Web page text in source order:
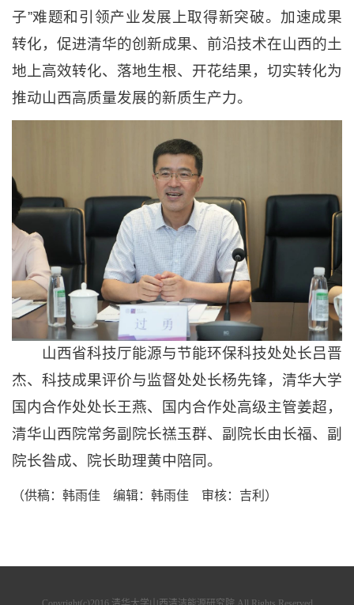
子”难题和引领产业发展上取得新突破。加速成果
转化，促进清华的创新成果、前沿技术在山西的土
地上高效转化、落地生根、开花结果，切实转化为
推动山西高质量发展的新质生产力。
山西省科技厅能源与节能环保科技处处长吕晋
杰、科技成果评价与监督处处长杨先锋，清华大学
国内合作处处长王燕、国内合作处高级主管姜超，
清华山西院常务副院长禚玉群、副院长由长福、副
院长昝成、院长助理黄中陪同。
（供稿：韩雨佳 编辑：韩雨佳 审核：吉利）